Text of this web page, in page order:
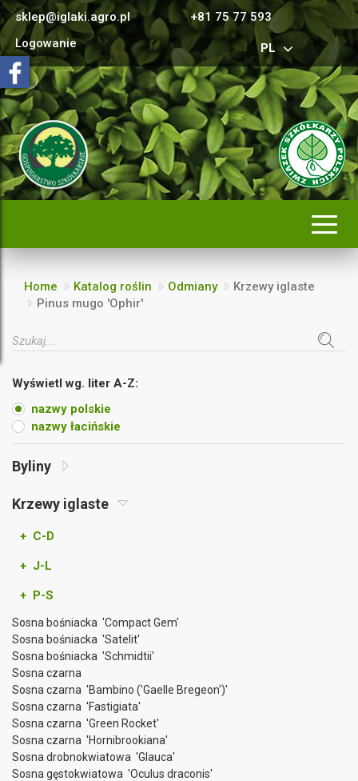
sklep@iglaki.agro.pl
+81 75 77 593
Logowanie
PL
Home Katalog roślin Odmiany
Krzewy iglaste
Pinus mugo 'Ophir'
Wyświetl wg. liter A-Z:
nazwy polskie
nazwy łacińskie
Byliny
Krzewy iglaste
+ C-D
+ J-L
+ P-S
Sosna bośniacka 'Compact Gem'
Sosna bośniacka 'Satelit'
Sosna bośniacka 'Schmidtii'
Sosna czarna
Sosna czarna 'Bambino ('Gaelle Bregeon')'
Sosna czarna 'Fastigiata'
Sosna czarna 'Green Rocket'
Sosna czarna 'Hornibrookiana'
Sosna drobnokwiatowa 'Glauca'
Sosna gęstokwiatowa 'Oculus draconis'